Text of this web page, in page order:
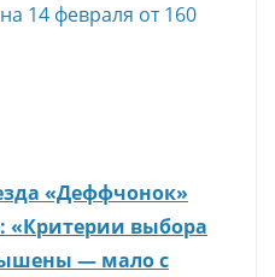
14 февраля от 160
«Деффчонок»
выбора
— мало с